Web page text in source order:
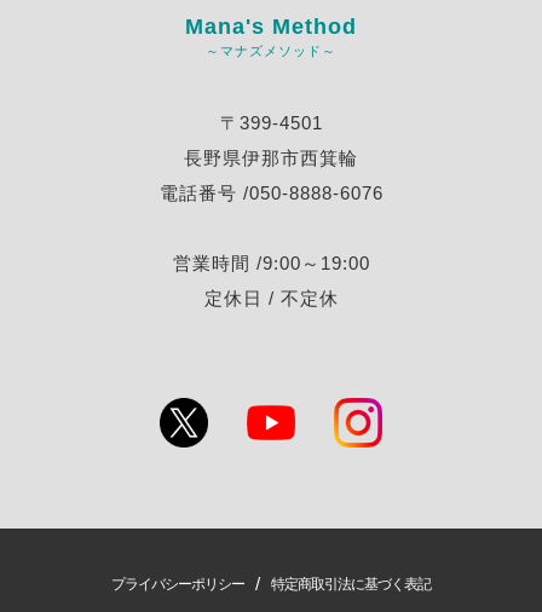
Mana's Method
～マナズメソッド～
〒399-4501
長野県伊那市西箕輪
電話番号 /050-8888-6076
営業時間 /9:00～19:00
定休日 / 不定休
プライバシーポリシー / 特定商取引法に基づく表記